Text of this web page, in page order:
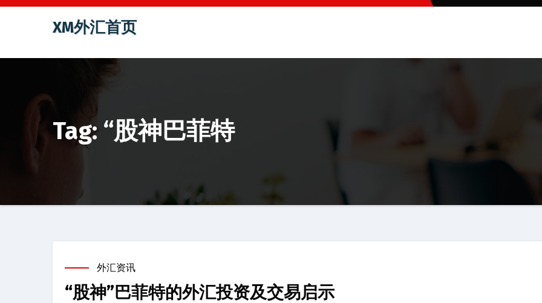
跳
容
XM外汇首页
Tag: “股神巴菲特
外汇资讯
“股神”巴菲特的外汇投资及交易启示